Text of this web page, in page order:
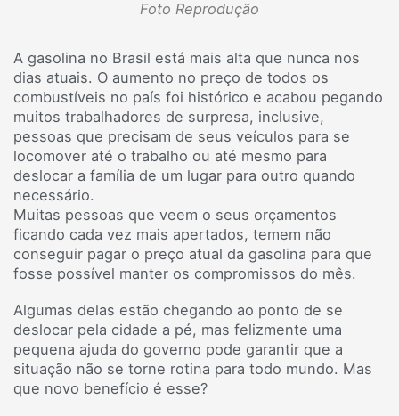
Foto Reprodução
A gasolina no Brasil está mais alta que nunca nos
dias atuais. O aumento no preço de todos os
combustíveis no país foi histórico e acabou pegando
muitos trabalhadores de surpresa, inclusive,
pessoas que precisam de seus veículos para se
locomover até o trabalho ou até mesmo para
deslocar a família de um lugar para outro quando
necessário.
Muitas pessoas que veem o seus orçamentos
ficando cada vez mais apertados, temem não
conseguir pagar o preço atual da gasolina para que
fosse possível manter os compromissos do mês.
Algumas delas estão chegando ao ponto de se
deslocar pela cidade a pé, mas felizmente uma
pequena ajuda do governo pode garantir que a
situação não se torne rotina para todo mundo. Mas
que novo benefício é esse?